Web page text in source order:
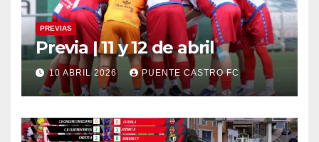
PREVIAS
Previa | 11 y 12 de abril
10 ABRIL 2026 PUENTE CASTRO FC